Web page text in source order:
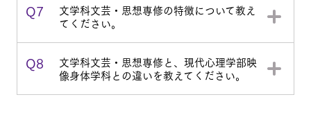
Q7 文学科文芸・思想専修の特徴について教え
てください。
Q8 文学科文芸・思想専修と、現代心理学部映
像身体学科との違いを教えてください。